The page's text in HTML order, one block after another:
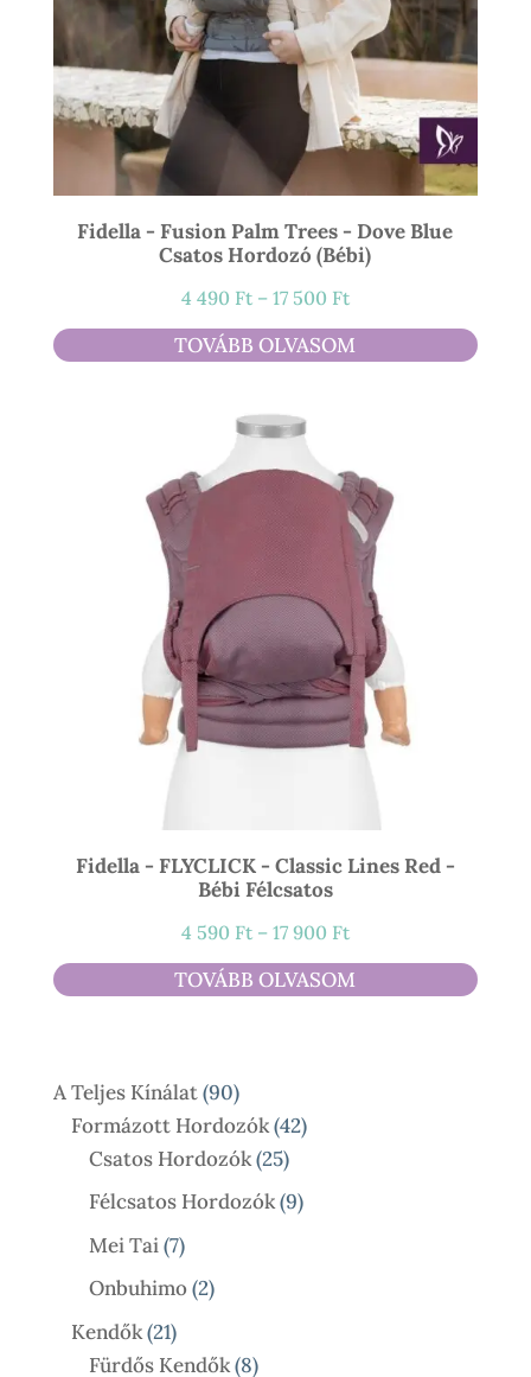
Fidella - Fusion Palm Trees - Dove Blue
Csatos Hordozó (bébi)
4 490 Ft – 17 500 FtÁrtartomány:
4
490 Ft
TOVÁBB OLVASOM
Fidella - FLYCLICK - Classic Lines Red -
Bébi Félcsatos
4 590 Ft – 17 900 FtÁrtartomány:
4
590 Ft
TOVÁBB OLVASOM
A Teljes Kínálat 9090
Termék
Formázott Hordozók 4242
Csatos Hordozók 2525
Termék
Félcsatos Hordozók 99
Mei Tai 77
Termék
Onbuhimo 22
Kendők 2121
Termék
Fürdős Kendők 88